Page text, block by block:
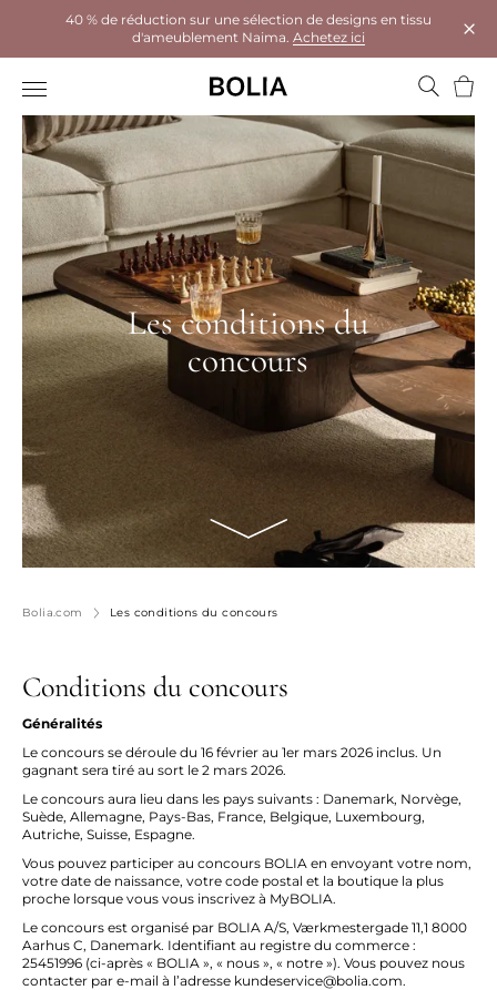
40 % de réduction sur une sélection de designs en tissu
d'ameublement Naima. Achetez ici
Les conditions du
concours
Bolia.com Les conditions du concours
Conditions du concours
Généralités
Le concours se déroule du 16 février au 1er mars 2026 inclus. Un
gagnant sera tiré au sort le 2 mars 2026.
Le concours aura lieu dans les pays suivants : Danemark, Norvège,
Suède, Allemagne, Pays-Bas, France, Belgique, Luxembourg,
Autriche, Suisse, Espagne.
Vous pouvez participer au concours BOLIA en envoyant votre nom,
votre date de naissance, votre code postal et la boutique la plus
proche lorsque vous vous inscrivez à MyBOLIA.
Le concours est organisé par BOLIA A/S, Værkmestergade 11,1 8000
Aarhus C, Danemark. Identifiant au registre du commerce :
25451996 (ci-après « BOLIA », « nous », « notre »). Vous pouvez nous
contacter par e-mail à l’adresse kundeservice@bolia.com.